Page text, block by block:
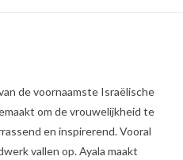
de voornaamste Israëlische
om de vrouwelijkheid te
en inspirerend. Vooral
vallen op. Ayala maakt